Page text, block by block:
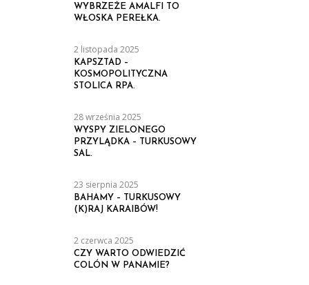
WYBRZEŻE AMALFI TO
WŁOSKA PEREŁKA.
2 listopada 2025
KAPSZTAD –
KOSMOPOLITYCZNA
STOLICA RPA.
28 września 2025
WYSPY ZIELONEGO
PRZYLĄDKA – TURKUSOWY
SAL.
23 sierpnia 2025
BAHAMY – TURKUSOWY
(K)RAJ KARAIBÓW!
2 czerwca 2025
CZY WARTO ODWIEDZIĆ
COLÓN W PANAMIE?